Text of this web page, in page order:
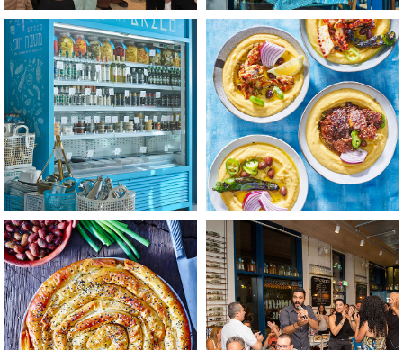
לפתיחת
התמונה
בגדול
-
+
לפתיחת
התמונה
בגדול
-
+
לפתיחת
התמונה
בגדול
-
+
לפתיחת
התמונה
בגדול
-
+